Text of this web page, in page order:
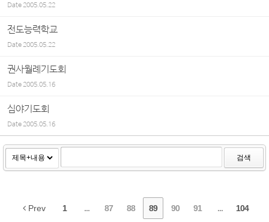
Date2005.05.22
전도능력학교
Date2005.05.22
권사월례기도회
Date2005.05.16
심야기도회
Date2005.05.16
검색
Prev 1 ... 87 88 89 90 91 ... 104